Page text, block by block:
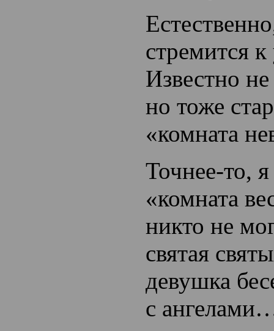
стремится
Известно
но тоже
«комната
Точнее-то,
«комната
никто не
святая
девушка
с